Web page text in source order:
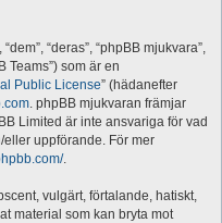
“deras”, “phpBB mjukvara”,
Teams”) som är en
Public License” (hädanefter
. phpBB mjukvaran främjar
Limited är inte ansvariga för vad
uppförande. För mer
.
vulgärt, förtalande, hatiskt,
material som kan bryta mot